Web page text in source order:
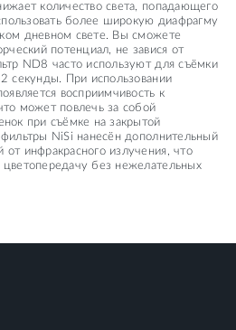
количество света, попадающего
более широкую диафрагму
дневном свете. Вы сможете
потенциал, не завися от
ND8 часто используют для съёмки
секунды. При использовании
восприимчивость к
может повлечь за собой
при съёмке на закрытой
NiSi нанесён дополнительный
инфракрасного излучения, что
без нежелательных